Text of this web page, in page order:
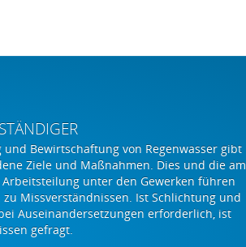
und Bewirtschaftung von Regenwasser gibt
Ziele und Maßnahmen. Dies und die am
unter den Gewerken führen
Missverständnissen. Ist Schlichtung und
Auseinandersetzungen erforderlich, ist
gefragt.